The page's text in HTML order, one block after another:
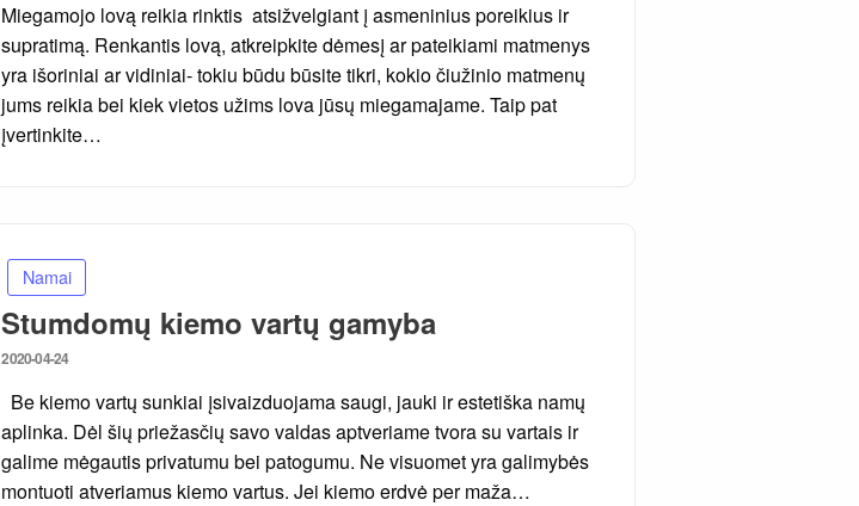
Miegamojo lovą reikia rinktis atsižvelgiant į asmeninius poreikius ir
supratimą. Renkantis lovą, atkreipkite dėmesį ar pateikiami matmenys
yra išoriniai ar vidiniai- tokiu būdu būsite tikri, kokio čiužinio matmenų
jums reikia bei kiek vietos užims lova jūsų miegamajame. Taip pat
įvertinkite…
Namai
Stumdomų kiemo vartų gamyba
Posted
2020-04-24
Be kiemo vartų sunkiai įsivaizduojama saugi, jauki ir estetiška namų
aplinka. Dėl šių priežasčių savo valdas aptveriame tvora su vartais ir
galime mėgautis privatumu bei patogumu. Ne visuomet yra galimybės
montuoti atveriamus kiemo vartus. Jei kiemo erdvė per maža…